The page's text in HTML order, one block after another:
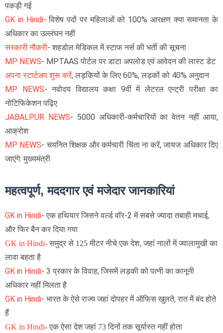
पकड़ी गई
GK in Hindi- विशेष पदों पर महिलाओं को 100% आरक्षण क्या समानता के
अधिकार का उल्लंघन नहीं
सरकारी नौकरी- शहडोल मेडिकल में स्टाफ नर्स की भर्ती की सूचना
MP NEWS- MPTAAS पोर्टल पर डाटा अपलोड एवं आवेदन की लास्ट डेट
अपना स्टार्टअप शुरू करें, लड़कियों के लिए 60%, लड़कों को 40% अनुदान
MP NEWS- नवोदय विद्यालय कक्षा 9वीं में लेटरल एन्ट्री परीक्षा का
नोटिफिकेशन पढ़िए
JABALPUR NEWS- 5000 अधिकारी-कर्मचारियों का वेतन नहीं आया,
आक्रोश
MP NEWS- चयनित शिक्षक और कर्मचारी चिंता ना करें, जायज अधिकार दिए
जाएंगे: मुख्यमंत्री
महत्वपूर्ण, मददगार एवं मजेदार जानकारियां
GK in Hindi- एक हथियार जिसने वर्ल्ड वॉर-2 में सबसे ज्यादा तबाही मचाई,
और फिर बैन कर दिया गया
GK in Hindi- समुद्र से 125 मीटर नीचे एक देश, जहां नालों में ज्वालामुखी का
लावा बहता है
GK in Hindi- 3 प्रकार के विवाह, जिसमें लड़की को पत्नी का कानूनी
अधिकार नहीं मिलता है
GK in Hindi- भारत के ऐसे राज्य जहां दोपहर में ऑफिस खुलते, रात में बंद होते
हैं
GK in Hindi- एक ऐसा देश जहां 73 दिनों तक सूर्यास्त नहीं होता